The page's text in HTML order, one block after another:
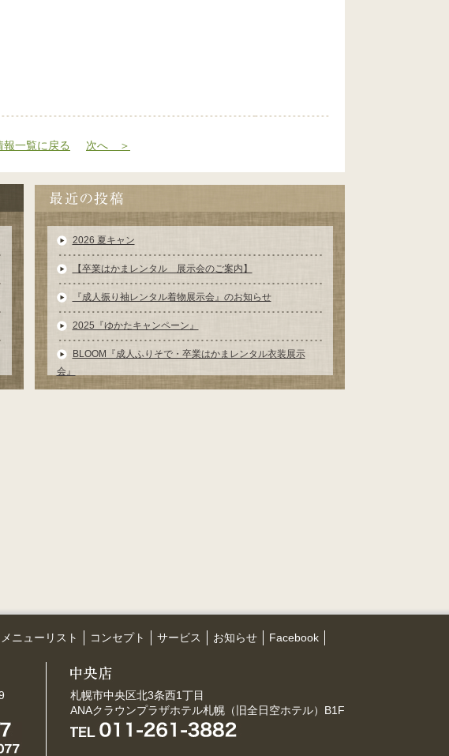
報一覧に戻る 次へ ＞
2026 夏キャン
【卒業はかまレンタル 展示会のご案内】
『成人振り袖レンタル着物展示会』のお知らせ
2025『ゆかたキャンペーン』
BLOOM『成人ふりそで・卒業はかまレンタル衣装展示
会』
メニューリスト コンセプト サービス お知らせ Facebook
札幌市中央区北3条西1丁目
ANAクラウンプラザホテル札幌（旧全日空ホテル）B1F